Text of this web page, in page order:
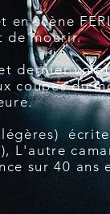
en scène
de mourir.
dernier
coupes du
L'autre
sur 40 ans